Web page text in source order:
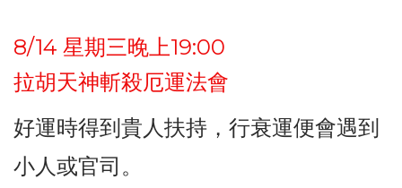
8/14 星期三晚上19:00
拉胡天神斬殺厄運法會
好運時得到貴人扶持，行衰運便會遇到
小人或官司。